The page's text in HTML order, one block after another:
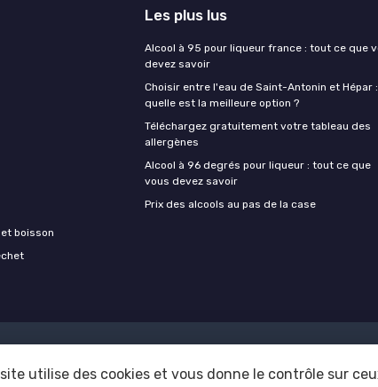
boisson
Les plus lus
Alcool à 95 pour liqueur france : tout ce que
devez savoir
Choisir entre l'eau de Saint-Antonin et Hépar :
quelle est la meilleure option ?
Téléchargez gratuitement votre tableau des
allergènes
Alcool à 96 degrés pour liqueur : tout ce que
vous devez savoir
Prix des alcools au pas de la case
©
site utilise des cookies et vous donne le contrôle sur